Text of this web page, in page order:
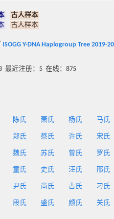
古人样本
古人样本
ISOGG Y-DNA Haplogroup Tree 2019-
最近注册：5 在线：875
陈氏 萧氏 杨氏 马氏
郑氏 蔡氏 许氏 宋氏
魏氏 苏氏 曾氏 罗氏
童氏 史氏 汪氏 邢氏
尹氏 尚氏 古氏 刁氏
段氏 盛氏 颜氏 关氏